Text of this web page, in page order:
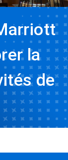
la
de